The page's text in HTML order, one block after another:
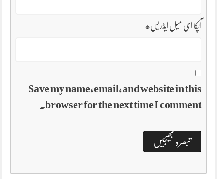
آپکا ای میل ایڈریس*
Save my name, email, and website in this
browser for the next time I comment.